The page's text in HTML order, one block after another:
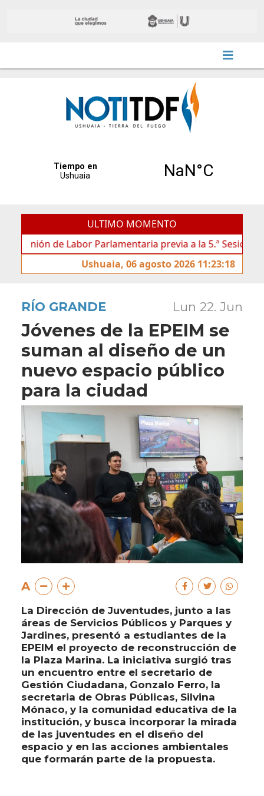
ULTIMO MOMENTO
de Labor Parlamentaria previa a la 5.ª Sesión Ordinaria
Ushuaia, 06 agosto 2026 11:23:18
RÍO GRANDE Lun 22. Jun
Jóvenes de la EPEIM se
suman al diseño de un
nuevo espacio público
para la ciudad
A
La Dirección de Juventudes, junto a las
áreas de Servicios Públicos y Parques y
Jardines, presentó a estudiantes de la
EPEIM el proyecto de reconstrucción de
la Plaza Marina. La iniciativa surgió tras
un encuentro entre el secretario de
Gestión Ciudadana, Gonzalo Ferro, la
secretaria de Obras Públicas, Silvina
Mónaco, y la comunidad educativa de la
institución, y busca incorporar la mirada
de las juventudes en el diseño del
espacio y en las acciones ambientales
que formarán parte de la propuesta.